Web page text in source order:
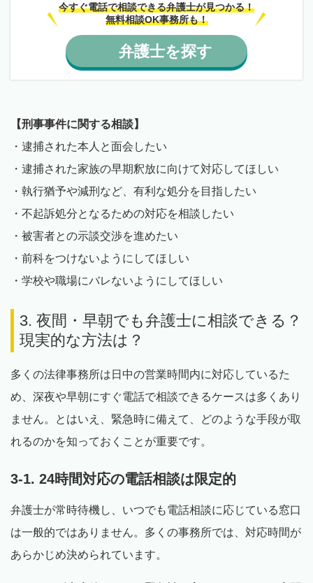
今すぐ電話で相談できる弁護士が見つかる！
無料相談OK事務所も！
弁護士を探す
【刑事事件に関する相談】
・逮捕された本人と面会したい
・逮捕された家族の早期釈放に向けて対応してほしい
・執行猶予や減刑など、有利な処分を目指したい
・不起訴処分となるための対応を相談したい
・被害者との示談交渉を進めたい
・前科をつけないようにしてほしい
・学校や職場にバレないようにしてほしい
3. 夜間・早朝でも弁護士に相談できる？
現実的な方法は？
多くの法律事務所は日中の営業時間内に対応しているた
め、深夜や早朝にすぐ電話で相談できるケースは多くあり
ません。とはいえ、緊急時に備えて、どのような手段が取
れるのかを知っておくことが重要です。
3-1. 24時間対応の電話相談は限定的
弁護士が常時待機し、いつでも電話相談に応じている窓口
は一般的ではありません。多くの事務所では、対応時間が
あらかじめ決められています。